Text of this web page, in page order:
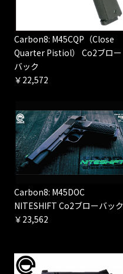
Carbon8: M45CQP（Close
Quarter Pistiol） Co2ブロー
バック
￥22,572
Carbon8: M45DOC
NITESHIFT Co2ブローバック
￥23,562